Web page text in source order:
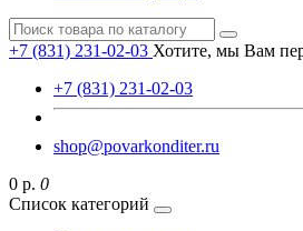
+7 (831) 231-02-03 Хотите, мы Вам
+7 (831) 231-02-03
shop@povarkonditer.ru
0 р. 0
Список категорий